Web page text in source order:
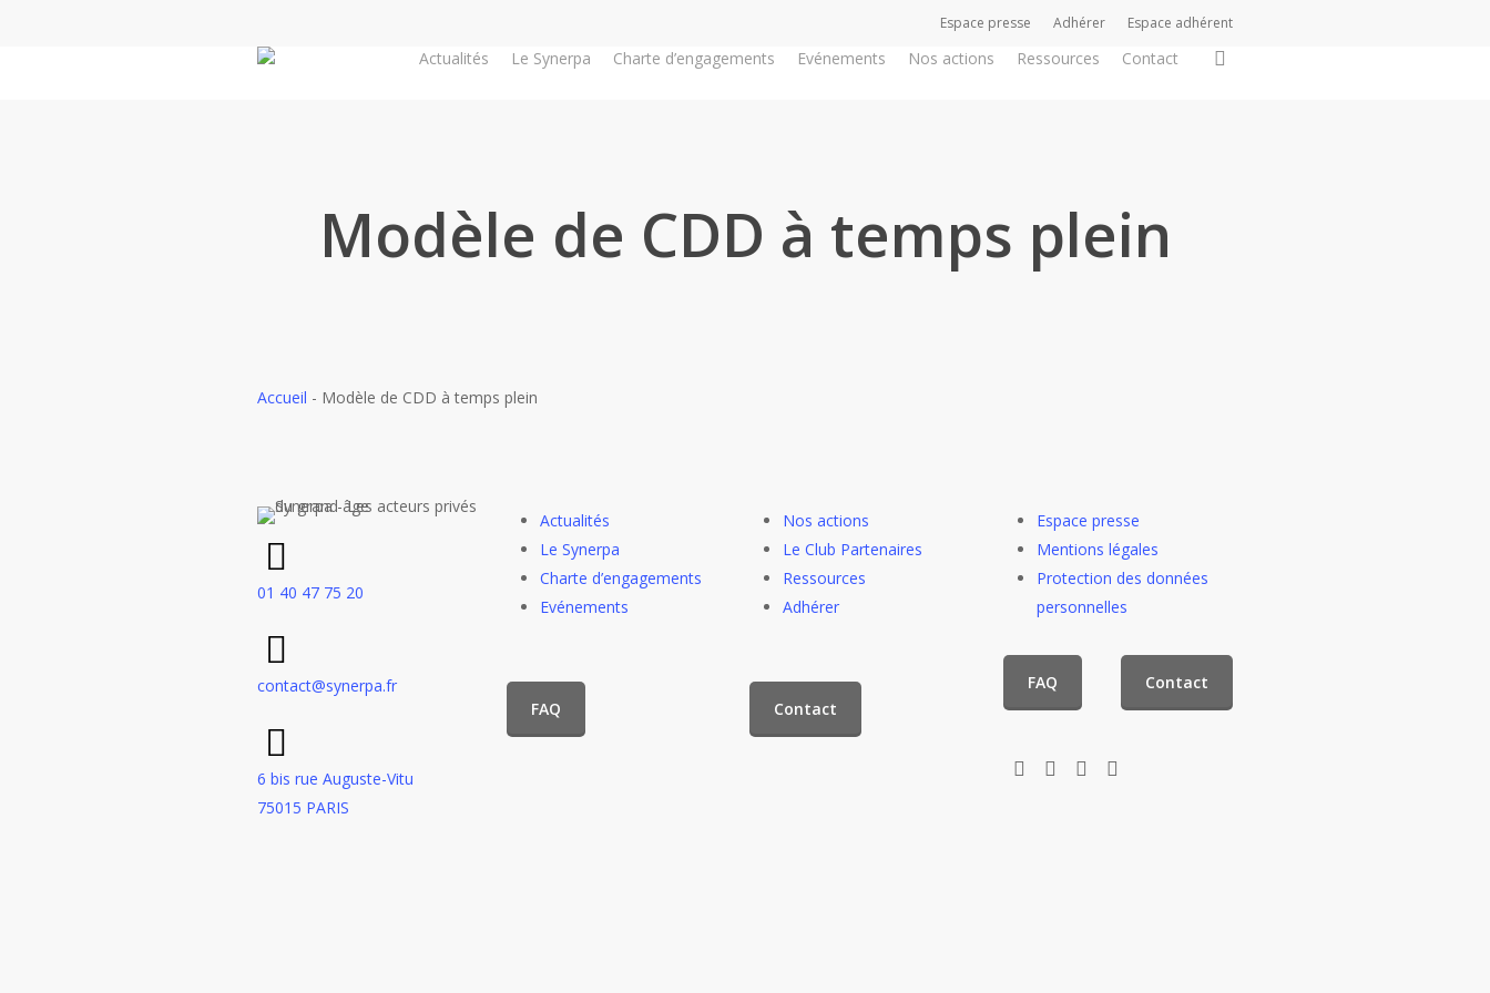
Espace presse Adhérer Espace adhérent
Actualités Le Synerpa Charte d’engagements Evénements Nos actions Ressources Contact
Modèle de CDD à temps plein
Accueil - Modèle de CDD à temps plein
01 40 47 75 20
contact@synerpa.fr
6 bis rue Auguste-Vitu
75015 PARIS
Actualités
Le Synerpa
Charte d’engagements
Evénements
Nos actions
Le Club Partenaires
Ressources
Adhérer
FAQ Contact
Espace presse
Mentions légales
Protection des données
personnelles
FAQ Contact